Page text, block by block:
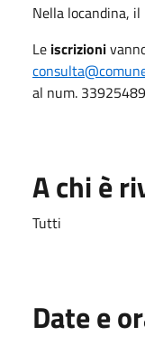
Nella locandina,
Le iscrizioni
al num.
A chi è
Tutti
Date e